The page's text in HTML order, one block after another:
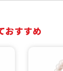
おすすめ